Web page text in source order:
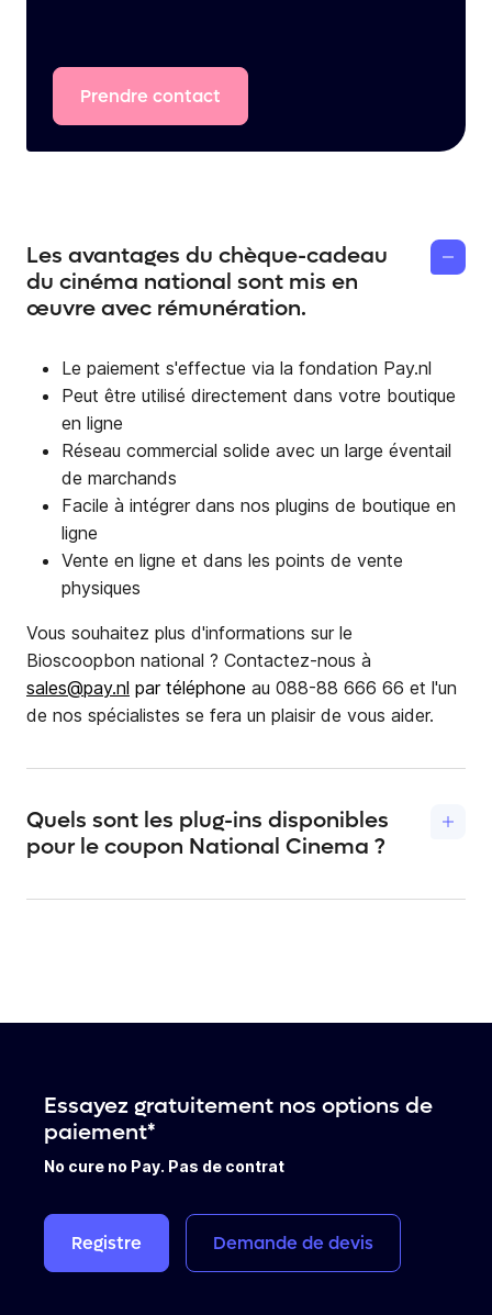
Prendre contact
Les avantages du chèque-cadeau
du cinéma national sont mis en
œuvre avec rémunération.
Le paiement s'effectue via la fondation Pay.nl
Peut être utilisé directement dans votre boutique
en ligne
Réseau commercial solide avec un large éventail
de marchands
Facile à intégrer dans nos plugins de boutique en
ligne
Vente en ligne et dans les points de vente
physiques
Vous souhaitez plus d'informations sur le
Bioscoopbon national ? Contactez-nous à
sales@pay.nl par téléphone au 088-88 666 66 et l'un
de nos spécialistes se fera un plaisir de vous aider.
Quels sont les plug-ins disponibles
pour le coupon National Cinema ?
standard pour différents modules de boutiques en
de code, vous pouvez facilement ajouter les
méthodes de paiement souhaitées à votre boutique
en ligne.
Essayez gratuitement nos options de
paiement*
No cure no Pay. Pas de contrat
Registre Demandededevis